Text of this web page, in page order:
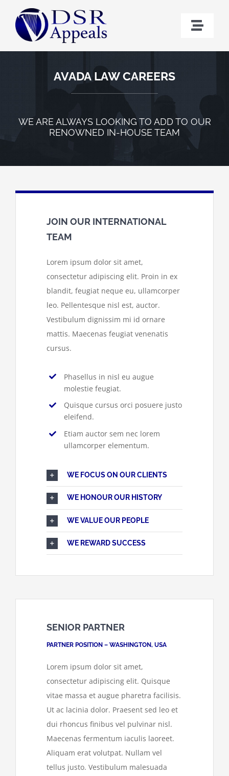
content
Home
Bio
Cases
AVADA LAW CAREERS
WE ARE ALWAYS LOOKING TO ADD TO OUR
RENOWNED IN-HOUSE TEAM
JOIN OUR INTERNATIONAL
TEAM
Lorem ipsum dolor sit amet,
consectetur adipiscing elit. Proin in ex
blandit, feugiat neque eu, ullamcorper
leo. Pellentesque nisl est, auctor.
Vestibulum dignissim mi id ornare
mattis. Maecenas feugiat venenatis
cursus.
Phasellus in nisl eu augue
molestie feugiat.
Quisque cursus orci posuere justo
eleifend.
Etiam auctor sem nec lorem
ullamcorper elementum.
WE FOCUS ON OUR CLIENTS
WE HONOUR OUR HISTORY
WE VALUE OUR PEOPLE
WE REWARD SUCCESS
SENIOR PARTNER
PARTNER POSITION – WASHINGTON, USA
Lorem ipsum dolor sit amet,
consectetur adipiscing elit. Quisque
vitae massa et augue pharetra facilisis.
Ut ac lacinia dolor. Praesent sed leo et
dui rhoncus finibus vel pulvinar nisl.
Maecenas fermentum iaculis laoreet.
Aliquam erat volutpat. Nullam vel
tellus justo. Vestibulum malesuada